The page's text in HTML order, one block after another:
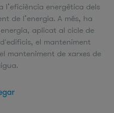
l’eficiència energètica dels
de l’energia. A més, ha
aplicat al cicle de
el manteniment
manteniment de xarxes de